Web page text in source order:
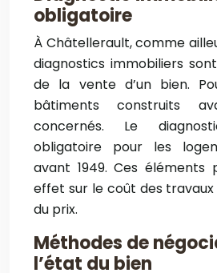
obligatoire
À Châtellerault, comme
diagnostics immobiliers
de la vente d’un bien.
bâtiments construits
concernés. Le
obligatoire pour les
avant 1949. Ces éléments
effet sur le coût des
du prix.
Méthodes de
l’état du bien